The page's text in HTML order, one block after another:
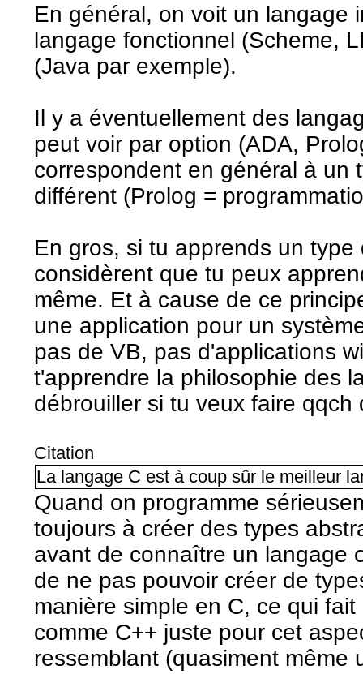
En général, on voit un langage
langage fonctionnel (Scheme,
(Java par exemple).
Il y a éventuellement des
peut voir par option (ADA,
correspondent en général à un
différent (Prolog =
En gros, si tu apprends un
considèrent que tu peux
même. Et à cause de ce
une application pour un
pas de VB, pas d'applications
t'apprendre la philosophie des
débrouiller si tu veux faire qqch
Citation
La langage C est à coup sûr le meilleur
Quand on programme
toujours à créer des types
avant de connaître un langage
de ne pas pouvoir créer de
manière simple en C, ce qui
comme C++ juste pour cet
ressemblant (quasiment même